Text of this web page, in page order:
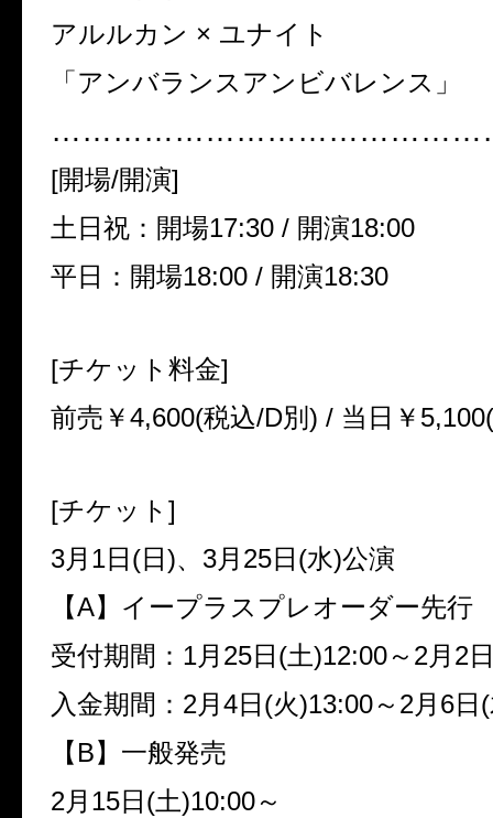
アルルカン × ユナイト
「アンバランスアンビバレンス」
[開場/開演]
土日祝：開場17:30 / 開演18:00
平日：開場18:00 / 開演18:30
[チケット料金]
前売￥4,600(税込/D別) / 当日￥
[チケット]
3月1日(日)、3月25日(水)公演
【A】イープラスプレオーダー先行
受付期間：1月25日(土)12:00～2月2
入金期間：2月4日(火)13:00～2月6日
【B】一般発売
2月15日(土)10:00～